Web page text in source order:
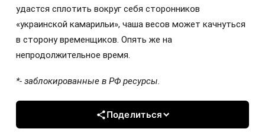
удастся сплотить вокруг себя сторонников
«украинской камарильи», чаша весов может качнуться
в сторону временщиков. Опять же на
непродолжительное время.
*- заблокированные в РФ ресурсы.
Поделиться